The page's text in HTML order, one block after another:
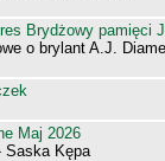
Brydżowy pamięci
o brylant A.J.
Maj 2026
Saska Kępa